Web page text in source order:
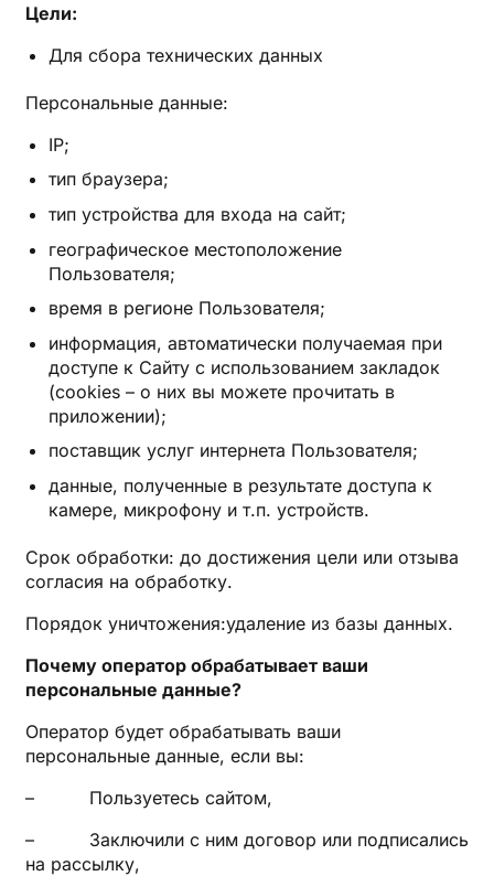
Цели:
Для сбора технических данных
Персональные данные:
IP;
тип браузера;
тип устройства для входа на сайт;
географическое местоположение
Пользователя;
время в регионе Пользователя;
информация, автоматически получаемая при
доступе к Сайту с использованием закладок
(cookies – о них вы можете прочитать в
приложении);
поставщик услуг интернета Пользователя;
данные, полученные в результате доступа к
камере, микрофону и т.п. устройств.
Срок обработки: до достижения цели или отзыва
согласия на обработку.
Порядок уничтожения:удаление из базы данных.
Почему оператор обрабатывает ваши
персональные данные?
Оператор будет обрабатывать ваши
персональные данные, если вы:
– Пользуетесь сайтом,
– Заключили с ним договор или подписались
на рассылку,